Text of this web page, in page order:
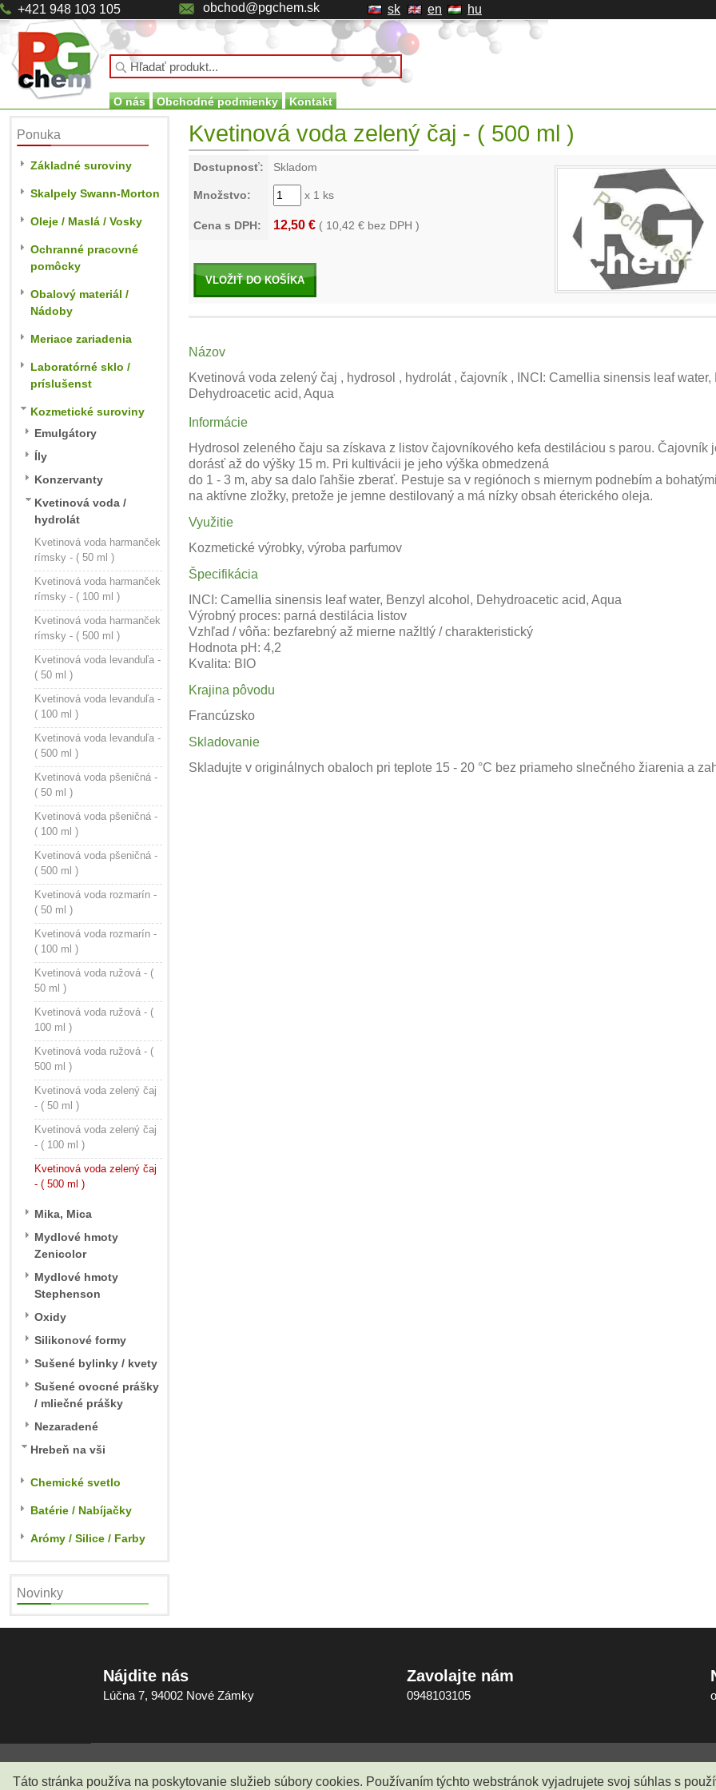
Táto stránka používa na poskytovanie služieb súbory cookies. Používaním týchto webstránok vyjadrujete svoj súhlas s
+421 948 103 105 obchod@pgchem.sk sk en hu
O nás Obchodné podmienky Kontakt
Ponuka
Základné suroviny
Skalpely Swann-Morton
Oleje / Maslá / Vosky
Ochranné pracovné
pomôcky
Obalový materiál /
Nádoby
Meriace zariadenia
Laboratórné sklo /
príslušenst
Kozmetické suroviny
Emulgátory
Íly
Konzervanty
Kvetinová voda /
hydrolát
Kvetinová voda harmanček
rímsky - ( 50 ml )
Kvetinová voda harmanček
rímsky - ( 100 ml )
Kvetinová voda harmanček
rímsky - ( 500 ml )
Kvetinová voda levanduľa -
( 50 ml )
Kvetinová voda levanduľa -
( 100 ml )
Kvetinová voda levanduľa -
( 500 ml )
Kvetinová voda pšeničná -
( 50 ml )
Kvetinová voda pšeničná -
( 100 ml )
Kvetinová voda pšeničná -
( 500 ml )
Kvetinová voda rozmarín -
( 50 ml )
Kvetinová voda rozmarín -
( 100 ml )
Kvetinová voda ružová - (
50 ml )
Kvetinová voda ružová - (
100 ml )
Kvetinová voda ružová - (
500 ml )
Kvetinová voda zelený čaj
- ( 50 ml )
Kvetinová voda zelený čaj
- ( 100 ml )
Kvetinová voda zelený čaj
- ( 500 ml )
Mika, Mica
Mydlové hmoty
Zenicolor
Mydlové hmoty
Stephenson
Oxidy
Silikonové formy
Sušené bylinky / kvety
Sušené ovocné prášky
/ mliečné prášky
Nezaradené
Hrebeň na vši
Chemické svetlo
Batérie / Nabíjačky
Arómy / Silice / Farby
Novinky
Kvetinová voda zelený čaj - ( 500 ml )
Dostupnosť: Skladom
Množstvo: x 1 ks
Cena s DPH: 12,50 € ( 10,42 € bez DPH )
VLOŽIŤ DO KOŠÍKA
Názov
Kvetinová voda zelený čaj , hydrosol , hydrolát , čajovník , INCI: Camellia sinensis leaf water,
Dehydroacetic acid, Aqua
Informácie
Hydrosol zeleného čaju sa získava z listov čajovníkového kefa destiláciou s parou. Čajovník
dorásť až do výšky 15 m. Pri kultivácii je jeho výška obmedzená
do 1 - 3 m, aby sa dalo ľahšie zberať. Pestuje sa v regiónoch s miernym podnebím a
na aktívne zložky, pretože je jemne destilovaný a má nízky obsah éterického oleja.
Využitie
Kozmetické výrobky, výroba parfumov
Špecifikácia
INCI: Camellia sinensis leaf water, Benzyl alcohol, Dehydroacetic acid, Aqua
Výrobný proces: parná destilácia listov
Vzhľad / vôňa: bezfarebný až mierne nažltlý / charakteristický
Hodnota pH: 4,2
Kvalita: BIO
Krajina pôvodu
Francúzsko
Skladovanie
Skladujte v originálnych obaloch pri teplote 15 - 20 °C bez priameho slnečného žiarenia a
Nájdite nás
Lúčna 7, 94002 Nové Zámky
Zavolajte nám
0948103105
Obchodné podmienky